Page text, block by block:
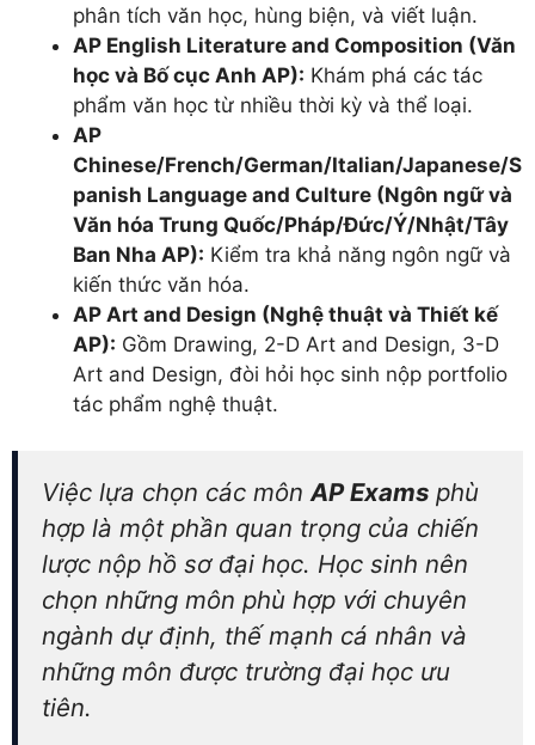
phân tích văn học, hùng biện, và viết luận.
AP English Literature and Composition (Văn
học và Bố cục Anh AP): Khám phá các tác
phẩm văn học từ nhiều thời kỳ và thể loại.
AP
Chinese/French/German/Italian/Japanese/S
panish Language and Culture (Ngôn ngữ và
Văn hóa Trung Quốc/Pháp/Đức/Ý/Nhật/Tây
Ban Nha AP): Kiểm tra khả năng ngôn ngữ và
kiến thức văn hóa.
AP Art and Design (Nghệ thuật và Thiết kế
AP): Gồm Drawing, 2-D Art and Design, 3-D
Art and Design, đòi hỏi học sinh nộp portfolio
tác phẩm nghệ thuật.
Việc lựa chọn các môn AP Exams phù
hợp là một phần quan trọng của chiến
lược nộp hồ sơ đại học. Học sinh nên
chọn những môn phù hợp với chuyên
ngành dự định, thế mạnh cá nhân và
những môn được trường đại học ưu
tiên.